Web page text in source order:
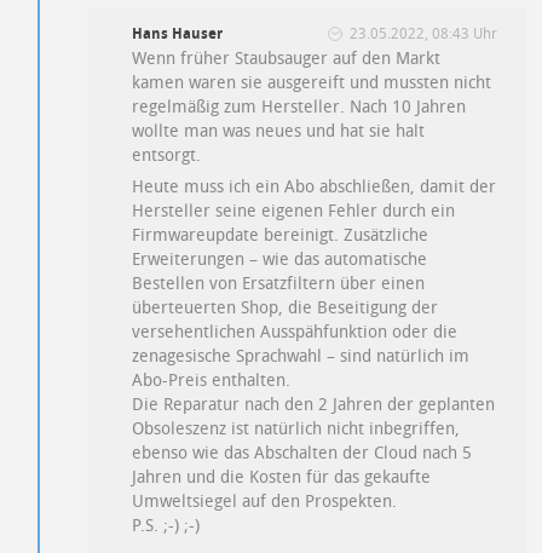
Hans Hauser 23.05.2022, 08:43 Uhr
Wenn früher Staubsauger auf den Markt
kamen waren sie ausgereift und mussten nicht
regelmäßig zum Hersteller. Nach 10 Jahren
wollte man was neues und hat sie halt
entsorgt.
Heute muss ich ein Abo abschließen, damit der
Hersteller seine eigenen Fehler durch ein
Firmwareupdate bereinigt. Zusätzliche
Erweiterungen – wie das automatische
Bestellen von Ersatzfiltern über einen
überteuerten Shop, die Beseitigung der
versehentlichen Ausspähfunktion oder die
zenagesische Sprachwahl – sind natürlich im
Abo-Preis enthalten.
Die Reparatur nach den 2 Jahren der geplanten
Obsoleszenz ist natürlich nicht inbegriffen,
ebenso wie das Abschalten der Cloud nach 5
Jahren und die Kosten für das gekaufte
Umweltsiegel auf den Prospekten.
P.S. ;-) ;-)